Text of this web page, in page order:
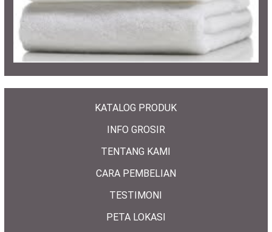
KATALOG PRODUK
INFO GROSIR
TENTANG KAMI
CARA PEMBELIAN
TESTIMONI
PETA LOKASI